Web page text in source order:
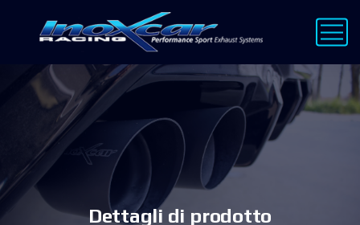
Dettagli di prodotto